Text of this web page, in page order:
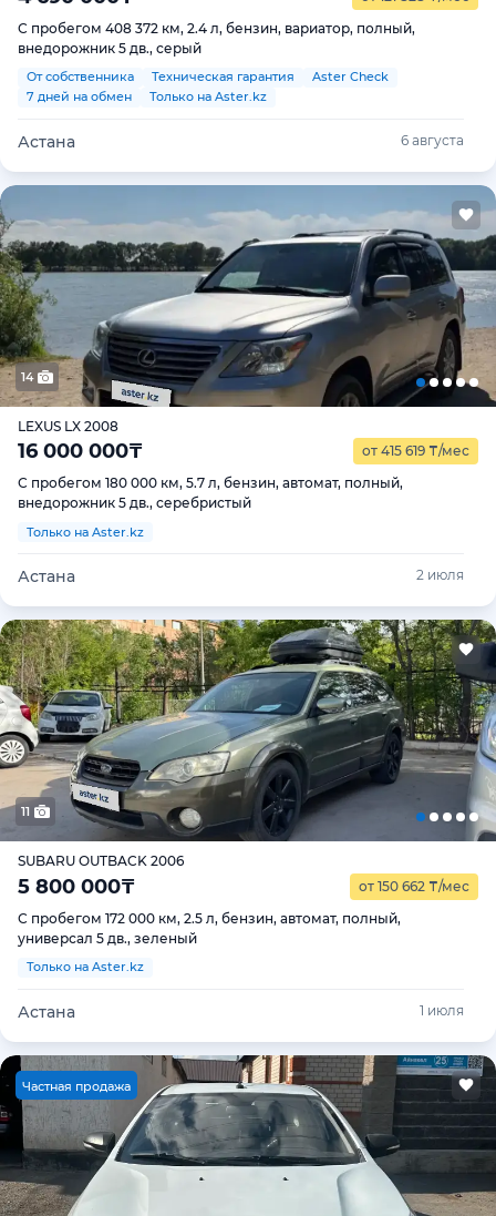
С пробегом 408 372 км, 2.4 л, бензин, вариатор, полный,
внедорожник 5 дв., серый
От собственника Техническая гарантия
Aster Check
7 дней на обмен
Только на Aster.kz
Астана 6 августа
14
LEXUS LX 2008
16 000 000₸ от 415 619 ₸/мес
С пробегом 180 000 км, 5.7 л, бензин, автомат, полный,
внедорожник 5 дв., серебристый
Только на Aster.kz
Астана 2 июля
11
SUBARU OUTBACK 2006
5 800 000₸ от 150 662 ₸/мес
С пробегом 172 000 км, 2.5 л, бензин, автомат, полный,
универсал 5 дв., зеленый
Только на Aster.kz
Астана 1 июля
Частная продажа